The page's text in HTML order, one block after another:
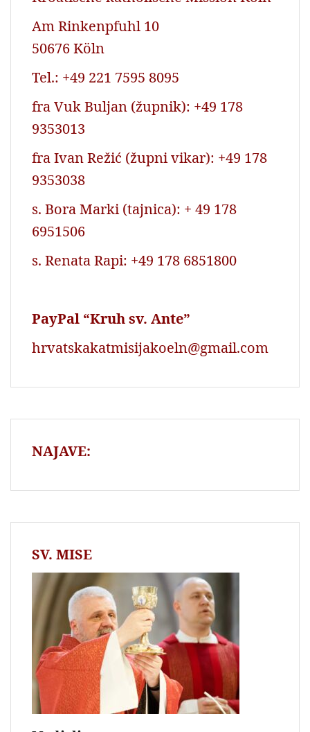
Am Rinkenpfuhl 10
50676 Köln
Tel.: +49 221 7595 8095
fra Vuk Buljan (župnik): +49 178
9353013
fra Ivan Režić (župni vikar): +49 178
9353038
s. Bora Marki (tajnica): + 49 178
6951506
s. Renata Rapi: +49 178 6851800
PayPal “Kruh sv. Ante”
hrvatskakatmisijakoeln@gmail.com
NAJAVE:
SV. MISE